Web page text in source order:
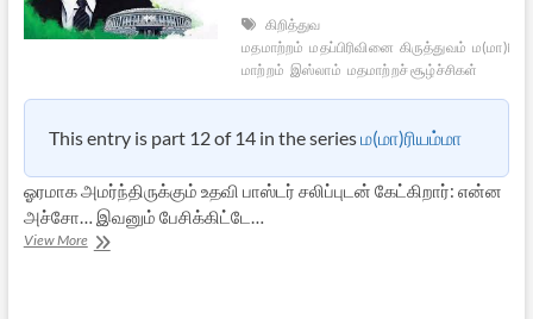
கிறித்துவ
மதமாற்றம் மதப்பிரிவினை கிருத்துவம்
மாற்றம் இஸ்லாம் மதமாற்றச் சூழ்ச்சிகள்
This entry is part 12 of 14 in the seriesம(மா)ரியம்மா
ஓரமாக அமர்ந்திருக்கும் உதவி பாஸ்டர் சலிப்புடன் கேட்கிறார்: என்ன
அச்சோ… இவனும் பேசிக்கிட்டே…
View Moreம(மா)ரியம்மா